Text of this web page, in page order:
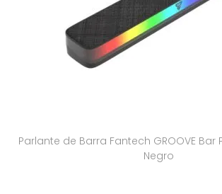
Parlante de Barra Fantech GROOVE Bar
Negro